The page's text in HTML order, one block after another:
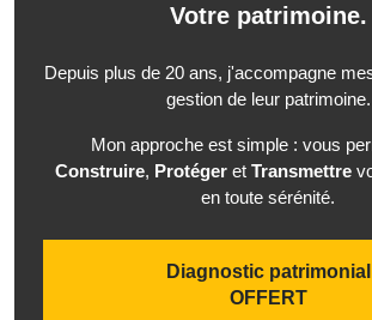
Votre patrimoine.
Depuis plus de 20 ans, j'accompagne
gestion de leur patrimoine.
Mon approche est simple : vous
Construire, Protégeret Transmettre
en toute sérénité.
Diagnostic patrimonial
OFFERT